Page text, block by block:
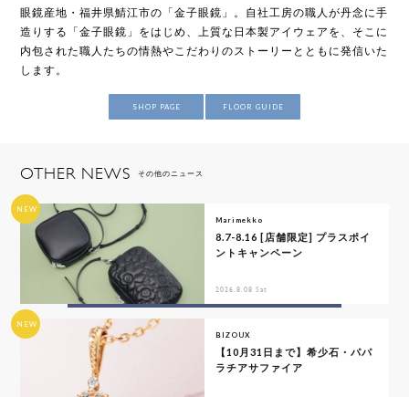
眼鏡産地・福井県鯖江市の「金子眼鏡」。自社工房の職人が丹念に手
造りする「金子眼鏡」をはじめ、上質な日本製アイウェアを、そこに
内包された職人たちの情熱やこだわりのストーリーとともに発信いた
します。
SHOP PAGE FLOOR GUIDE
OTHER NEWS その他のニュース
NEW
Marimekko
8.7-8.16 [店舗限定] プラスポイ
ントキャンペーン
2026.8.08 Sat
NEW
BIZOUX
【10月31日まで】希少石・パパ
ラチアサファイア